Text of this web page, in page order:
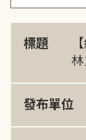
標題
發布單位